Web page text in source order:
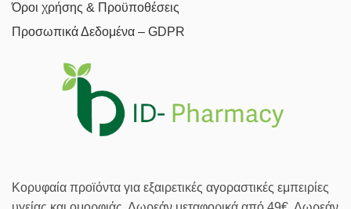
Όροι χρήσης & Προϋποθέσεις
Προσωπικά Δεδομένα – GDPR
Κορυφαία προϊόντα για εξαιρετικές αγοραστικές εμπειρίες